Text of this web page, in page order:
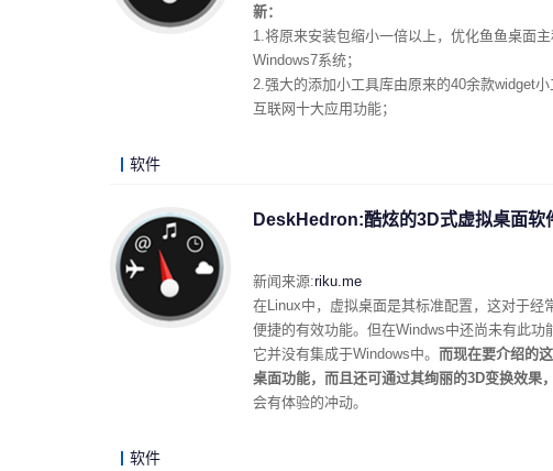
新：
1.将原来安装包缩小一倍以上，优化鱼鱼桌面
Windows7系统；
2.强大的添加小工具库由原来的40余款widget
互联网十大应用功能；
软件
DeskHedron:酷炫的3D式虚拟桌面软
新闻来源:riku.me
在Linux中，虚拟桌面是其标准配置，这对于
便捷的有效功能。但在Windws中还尚未有此
它并没有集成于Windows中。 而现在要介绍的
桌面功能，而且还可通过其绚丽的3D变换效果
会有体验的冲动。
软件